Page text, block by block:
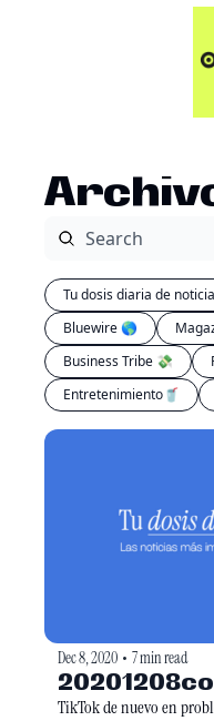
Tu dosis diaria de
Bluewire 🌎
Business Tribe 💸
Entretenimiento🥤
Dec 8, 2020 • 7 min read
TikTok de nuevo en